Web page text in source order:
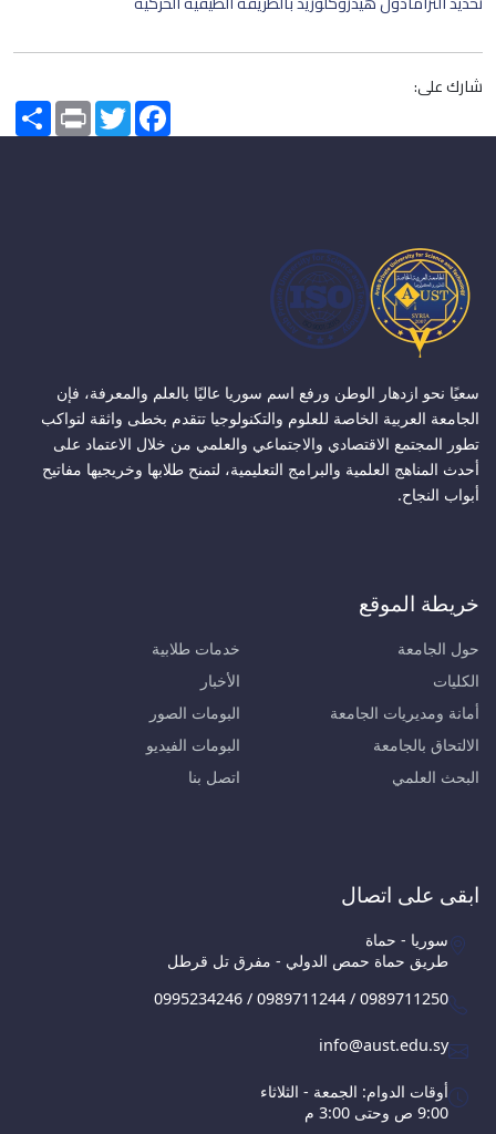
شارك على:
Share PrintTwitterFacebook
سعيًا نحو ازدهار الوطن ورفع اسم سوريا عاليًا بالعلم والمعرفة، فإن
الجامعة العربية الخاصة للعلوم والتكنولوجيا تتقدم بخطى واثقة لتواكب
تطور المجتمع الاقتصادي والاجتماعي والعلمي من خلال الاعتماد على
أحدث المناهج العلمية والبرامج التعليمية، لتمنح طلابها وخريجيها مفاتيح
أبواب النجاح.
خريطة الموقع
حول الجامعة
الكليات
أمانة ومديريات الجامعة
الالتحاق بالجامعة
البحث العلمي
خدمات طلابية
الأخبار
البومات الصور
البومات الفيديو
اتصل بنا
ابقى على اتصال
سوريا - حماة
طريق حماة حمص الدولي - مفرق تل قرطل
0995234246 / 0989711244 / 0989711250
info@aust.edu.sy
أوقات الدوام: الجمعة - الثلاثاء
9:00 ص وحتى 3:00 م